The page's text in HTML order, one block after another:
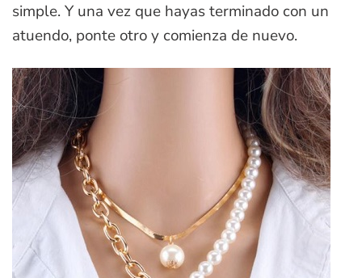
simple. Y una vez que hayas terminado con un
atuendo, ponte otro y comienza de nuevo.